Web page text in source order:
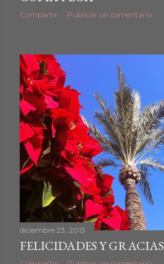
Compartir Publicar un comentario
diciembre 23, 2013
FELICIDADES Y GRACIAS